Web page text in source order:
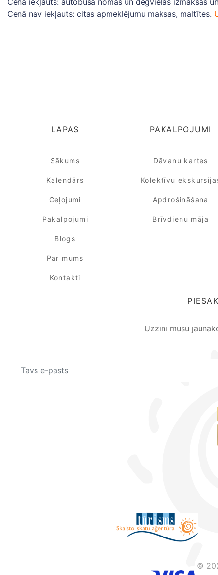
Cenā iekļauts: autobusa nomas un degvielas izmaksas
Cenā nav iekļauts: citas apmeklējumu maksas, maltītes.
LAPAS
Sākums
Kalendārs
Ceļojumi
Pakalpojumi
Blogs
Par mums
Kontakti
PAKALPOJUMI
Dāvanu kartes
Kolektīvu
Apdrošināšana
Brīvdienu māja
Uzzini mūsu
©